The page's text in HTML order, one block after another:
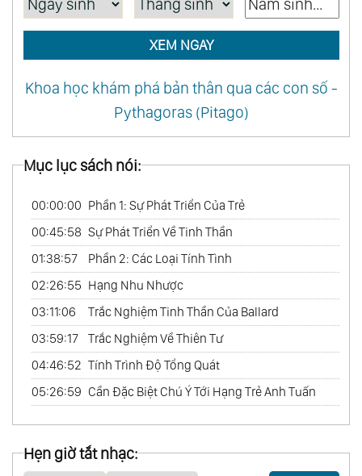
XEM NGAY
Khoa học khám phá bản thân qua các con số -
Pythagoras (Pitago)
Mục lục sách nói:
00:00:00 Phần 1: Sự Phát Triển Của Trẻ
00:45:58 Sự Phát Triển Về Tinh Thần
01:38:57
Phần 2: Các Loại Tính Tình
02:26:55 Hạng Nhu Nhược
03:11:06
Trắc Nghiệm Tinh Thần Của Ballard
03:59:17
Trắc Nghiệm Về Thiên Tư
04:46:52 Tính Trình Độ Tổng Quát
05:26:59 Cần Đặc Biệt Chú Ý Tới Hạng Trẻ Anh Tuấn
Hẹn giờ tắt nhạc: